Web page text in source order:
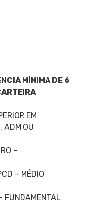
MÍNIMA DE 6
EM
ADM OU
–
– MÉDIO
FUNDAMENTAL